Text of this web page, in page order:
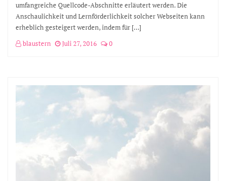
umfangreiche Quellcode-Abschnitte erläutert werden. Die
Anschaulichkeit und Lernförderlichkeit solcher Webseiten kann
erheblich gesteigert werden, indem für […]
blaustern
Juli 27, 2016 0